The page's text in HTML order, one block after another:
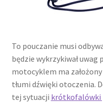
To pouczanie musi
będzie wykrzykiwał
motocyklem ma
tłumi dźwięki otoczenia.
tej sytuacji krótkofalówki